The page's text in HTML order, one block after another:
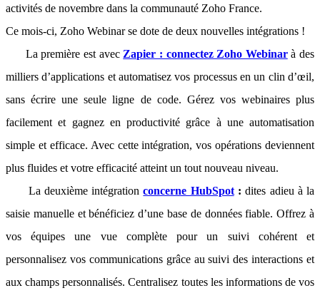
activités de novembre dans la communauté Zoho France.
Ce mois-ci, Zoho Webinar se dote de deux nouvelles intégrations !
La première est avecZapier : connectez Zoho Webinar à des
milliers d’applications et automatisez vos processus en un clin d’œil,
sans écrire une seule ligne de code. Gérez vos webinaires plus
facilement et gagnez en productivité grâce à une automatisation
simple et efficace. Avec cette intégration, vos opérations deviennent
plus fluides et votre efficacité atteint un tout nouveau niveau.
La deuxième intégrationconcerne HubSpot: dites adieu à la
saisie manuelle et bénéficiez d’une base de données fiable. Offrez à
vos équipes une vue complète pour un suivi cohérent et
personnalisez vos communications grâce au suivi des interactions et
aux champs personnalisés. Centralisez toutes les informations de vos